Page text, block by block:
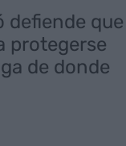
defiende que
protegerse
de donde